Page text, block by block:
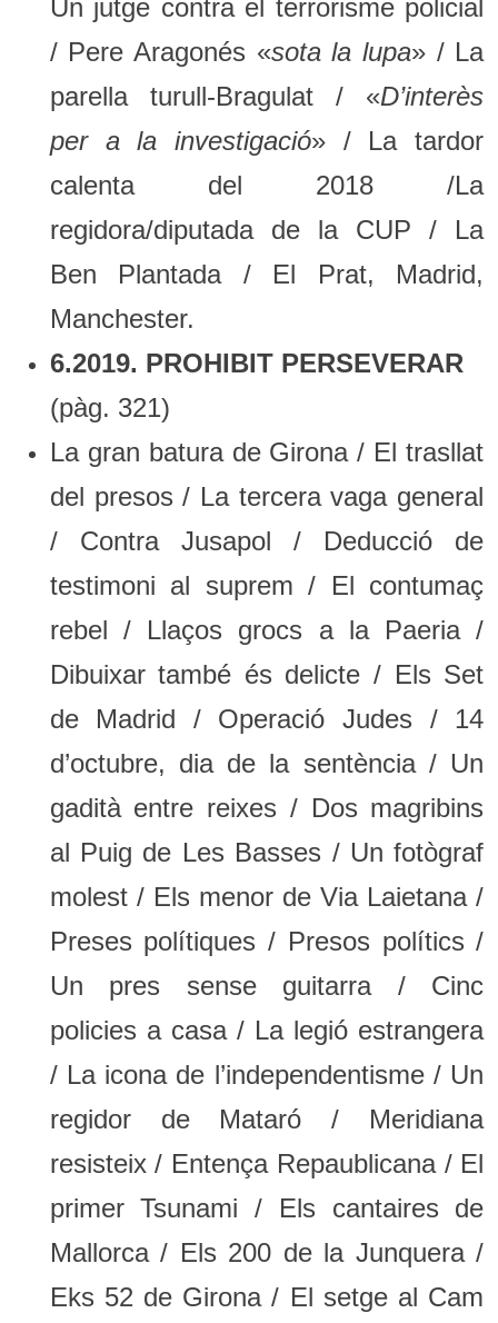
Un jutge contra el terrorisme policial
/ Pere Aragonés «sota la lupa» / La
parella turull-Bragulat / «D’interès
per a la investigació» / La tardor
calenta del 2018 /La
regidora/diputada de la CUP / La
Ben Plantada / El Prat, Madrid,
Manchester.
6.2019. PROHIBIT PERSEVERAR
(pàg. 321)
La gran batura de Girona / El trasllat
del presos / La tercera vaga general
/ Contra Jusapol / Deducció de
testimoni al suprem / El contumaç
rebel / Llaços grocs a la Paeria /
Dibuixar també és delicte / Els Set
de Madrid / Operació Judes / 14
d’octubre, dia de la sentència / Un
gadità entre reixes / Dos magribins
al Puig de Les Basses / Un fotògraf
molest / Els menor de Via Laietana /
Preses polítiques / Presos polítics /
Un pres sense guitarra / Cinc
policies a casa / La legió estrangera
/ La icona de l’independentisme / Un
regidor de Mataró / Meridiana
resisteix / Entença Repaublicana / El
primer Tsunami / Els cantaires de
Mallorca / Els 200 de la Junquera /
Eks 52 de Girona / El setge al Cam